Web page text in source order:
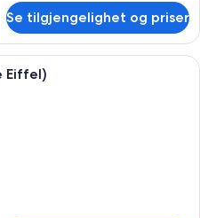
Se tilgjengelighet og priser
Rom – signature (Terrasse vue
Eiffel)